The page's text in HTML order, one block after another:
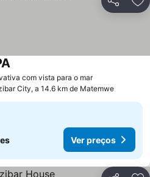
Partilhar
com vista para o marVer preços
Ver preços
City, a 14.6 km de Matemwe
Ver preços